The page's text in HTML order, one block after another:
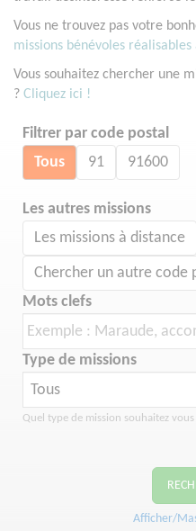
Vous ne trouvez pas votre
missions bénévoles
Vous souhaitez chercher une
? Cliquez ici !
Filtrer par code postal
Tous 91 91600
Les autres missions
Les missions à distance
Chercher un autre code
Mots clefs
Type de missions
Quel type de mission souhaitez vous
Afficher/